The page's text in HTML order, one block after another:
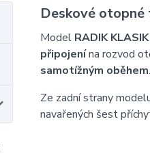
Deskové
Model RADIK KLASIK
připojenína rozvod
samotížným oběhem.
Ze zadní strany
navařených šest